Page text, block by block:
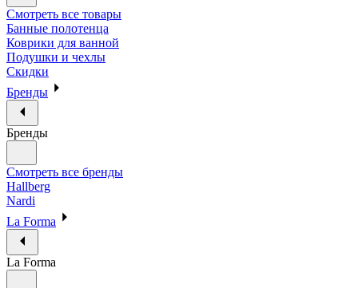
Смотреть все товары
Банные полотенца
Коврики для ванной
Подушки и чехлы
Скидки
Бренды
Бренды
Смотреть все бренды
Hallberg
Nardi
La Forma
La Forma